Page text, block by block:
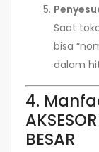
Saat
bisa
dalam
4.
BESAR